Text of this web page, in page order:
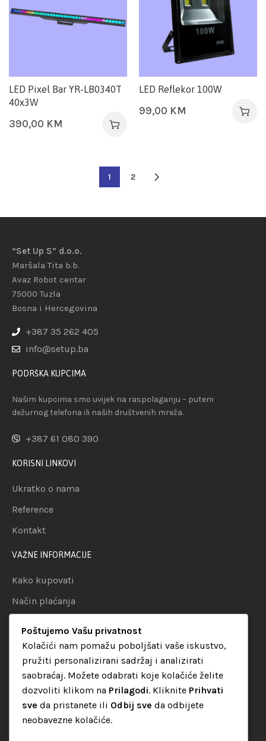
LED Pixel Bar YR-LB0340T
40x3W
390,00 KM
LED Reflekor 100W
99,00 KM
1 2
“Set Up S” d.o.o.
Maršala Tita b.b.
Avaz Robot centar
75000 Tuzla
Bosna i Hercegovina
+387 35 262 405
info@setup.ba
PODRŠKA KUPCIMA
Našim kupcima smo uvijek na raspolaganju – putem
dežurnog telefona ili naših društvenih mreža.
+387 61 080 390
KORISNI LINKOVI
Ukratko o nama
Reference
Kontakt
VAŽNE INFORMACIJE
Kako kupovati
Način plaćanja
Politika privatnosti
KATEGORIJE
Audio oprema
LED dekorativna rasvjeta
Poštujemo Vašu privatnost
Kolačići nam pomažu poboljšati vaše iskustvo,
pružiti personalizirani sadržaj i analizirati
saobraćaj. Možete odabrati koje kolačiće želite
dozvoliti klikom na Prilagodi. Kliknite Prihvati
sve da pristanete ili Odbij sve da odbijete
neobavezne kolačiće.